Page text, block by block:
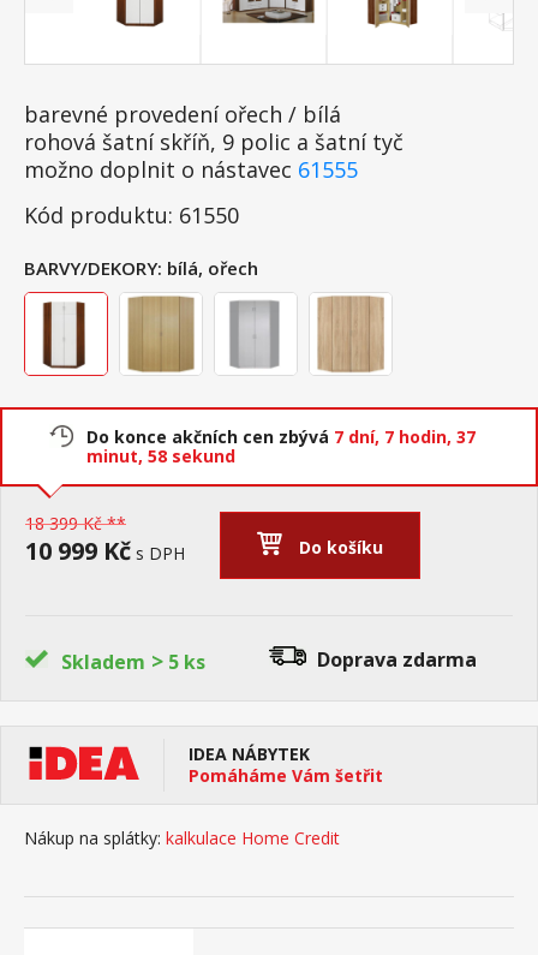
barevné provedení ořech / bílá
rohová šatní skříň, 9 polic a šatní tyč
možno doplnit o nástavec 61555
Kód produktu: 61550
BARVY/DEKORY: bílá, ořech
Do konce akčních cen zbývá 7 dní, 7 hodin, 37
minut, 57 sekund
18 399 Kč **
10 999 Kč s DPH Do košíku
Skladem > 5 ks Doprava zdarma
IDEA NÁBYTEK
Pomáháme Vám šetřit
Nákup na splátky: kalkulace Home Credit